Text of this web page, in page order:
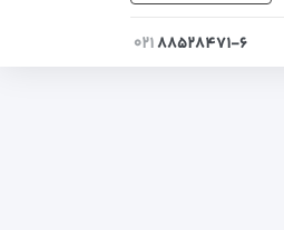
۸۸۵۲۸۴۷۱-۶۰۲۱